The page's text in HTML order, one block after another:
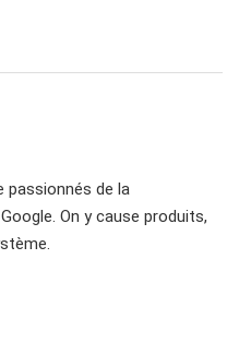
passionnés de la
On y cause produits,